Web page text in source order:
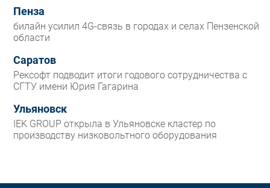
Пенза
билайн усилил 4G-связь в городах и селах Пензенской
области
Саратов
Рексофт подводит итоги годового сотрудничества с
СГТУ имени Юрия Гагарина
Ульяновск
IEK GROUP открыла в Ульяновске кластер по
производству низковольтного оборудования